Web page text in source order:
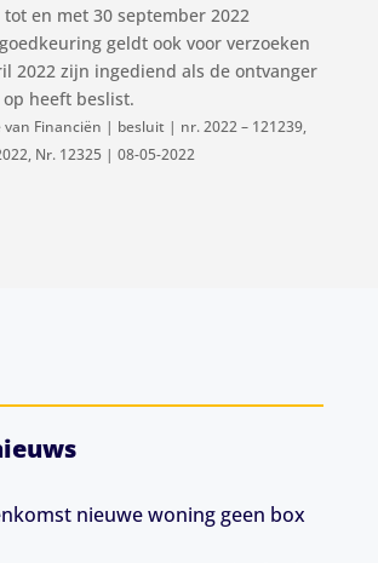
en met 30 september 2022
geldt ook voor verzoeken
2022 zijn ingediend als de ontvanger
heeft beslist.
Financiën | besluit | nr. 2022 – 121239,
Nr. 12325 | 08-05-2022
nieuwe woning geen box